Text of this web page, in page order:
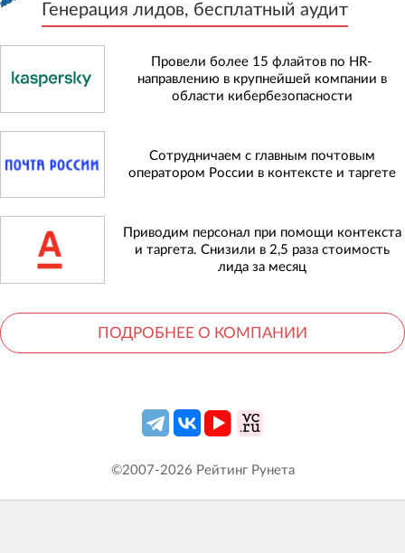
Генерация лидов, бесплатный аудит
Провели более 15 флайтов по HR-
направлению в крупнейшей компании в
области кибербезопасности
Сотрудничаем с главным почтовым
оператором России в контексте и таргете
Приводим персонал при помощи контекста
и таргета. Снизили в 2,5 раза стоимость
лида за месяц
ПОДРОБНЕЕ О КОМПАНИИ
©2007-2026 Рейтинг Рунета